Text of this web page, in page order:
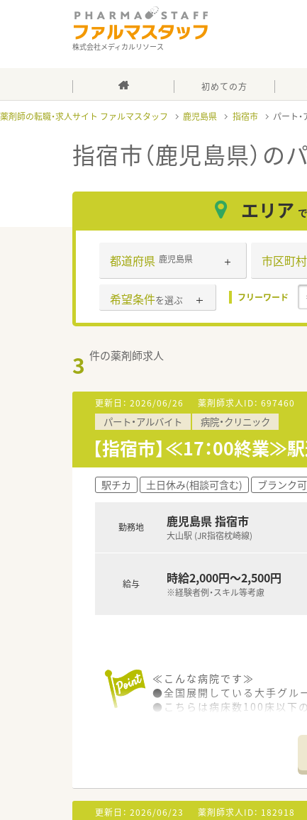
株式会社メディカルリソース
初めての方
薬剤師の転職・求人サイト ファルマスタッフ 鹿児島県 指宿市 パート
指宿市（鹿児島県）の
エリア
都道府県 鹿児島県 市区町村
希望条件を選ぶ フリーワード
3 件の薬剤師求人
更新日： 2026/06/26 薬剤師求人ID： 697460
パート・アルバイト 病院・クリニック
【指宿市】≪17：00終業≫
駅チカ 土日休み(相談可含む) ブランク可
勤務地 鹿児島県 指宿市
大山駅 (JR指宿枕崎線)
給与 時給2,000円～2,500円
※経験者例・スキル等考慮
≪こんな病院です≫
●全国展開している大手グル
●こちらは病床数100床以下の
●各種手当や研修体制など、
更新日： 2026/06/23 薬剤師求人ID： 182918